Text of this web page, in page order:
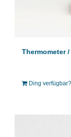
Thermometer
Ding verfügbar?